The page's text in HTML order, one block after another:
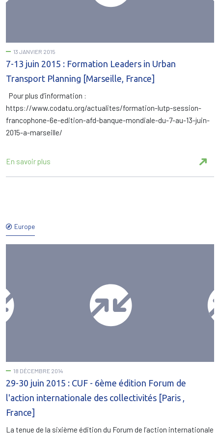
13 JANVIER 2015
7-13 juin 2015 : Formation Leaders in Urban
Transport Planning [Marseille, France]
Pour plus d’information :
https://www.codatu.org/actualites/formation-lutp-session-
francophone-6e-edition-afd-banque-mondiale-du-7-au-13-juin-
2015-a-marseille/
En savoir plus
Europe
18 DÉCEMBRE 2014
29-30 juin 2015 : CUF - 6ème édition Forum de
l'action internationale des collectivités [Paris ,
France]
La tenue de la sixième édition du Forum de l’action internationale